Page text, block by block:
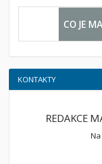
CO JE
KONTAKTY
REDAKCE